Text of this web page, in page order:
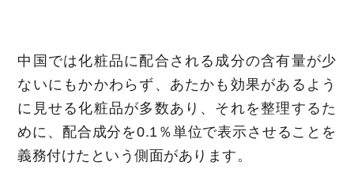
中国では化粧品に配合される成分の含有量が少
ないにもかかわらず、あたかも効果があるよう
に見せる化粧品が多数あり、それを整理するた
めに、配合成分を0.1％単位で表示させることを
義務付けたという側面があります。